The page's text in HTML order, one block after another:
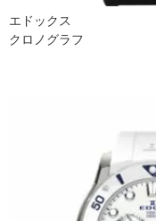
エドックス
クロノグラフ